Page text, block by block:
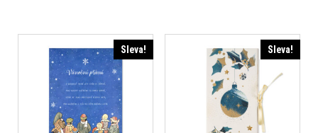
Sleva! Sleva!